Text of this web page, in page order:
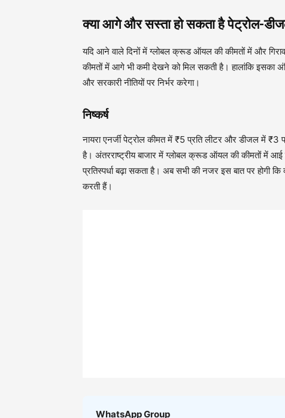
क्या आगे और सस्ता हो सकता है पेट्रोल-
यदि आने वाले दिनों में ग्लोबल क्रूड ऑयल की कीमतों में और
कीमतों में आगे भी कमी देखने को मिल सकती है। हालांकि इसका
और सरकारी नीतियों पर निर्भर करेगा।
निष्कर्ष
नायरा एनर्जी पेट्रोल कीमत में ₹5 प्रति लीटर और डीजल में
है। अंतरराष्ट्रीय बाजार में ग्लोबल क्रूड ऑयल की कीमतों में आई
प्रतिस्पर्धा बढ़ा सकता है। अब सभी की नजर इस बात पर होगी
करती हैं।
WhatsApp Group